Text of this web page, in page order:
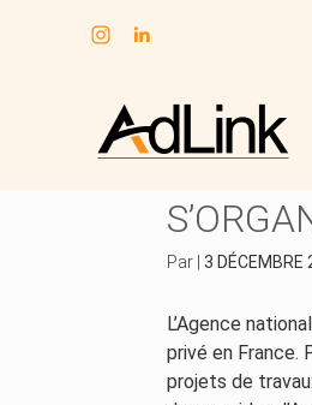
Aller
au
Par |3 DÉCEMBRE
L’Agence
privé en France.
projets de